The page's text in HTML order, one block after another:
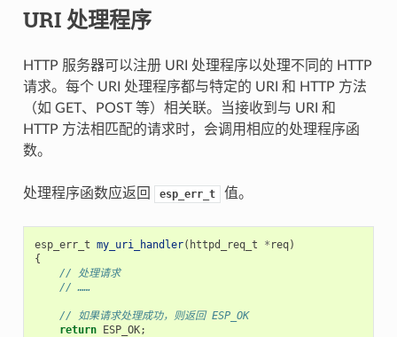
URI 处理程序
HTTP 服务器可以注册 URI 处理程序以处理不同的 HTTP
请求。每个 URI 处理程序都与特定的 URI 和 HTTP 方法
（如 GET、POST 等）相关联。当接收到与 URI 和
HTTP 方法相匹配的请求时，会调用相应的处理程序函
数。
处理程序函数应返回 esp_err_t 值。
esp_err_t my_uri_handler( httpd_req_t * req)
{
// 处理请求
// ……
// 如果请求处理成功，则返回 ESP_OK
return ESP_OK;